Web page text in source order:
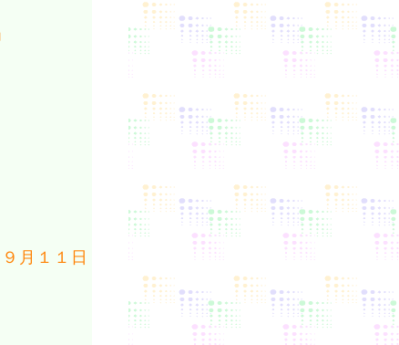
月１１日